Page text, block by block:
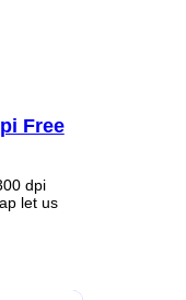
Free
dpi
let us